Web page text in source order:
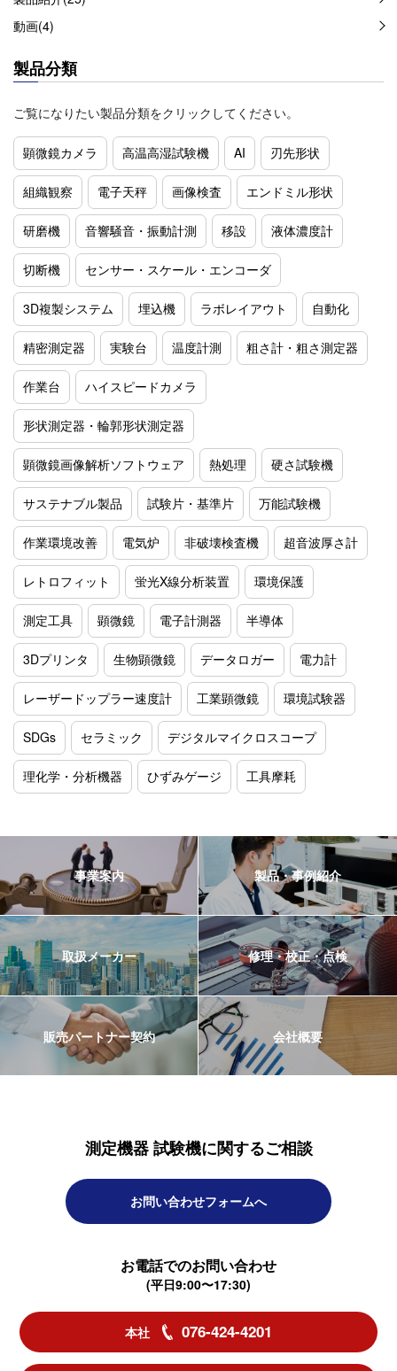
動画(4)
製品分類
ご覧になりたい製品分類をクリックしてください。
顕微鏡カメラ 高温高湿試験機 AI 刃先形状
組織観察 電子天秤 画像検査 エンドミル形状
研磨機 音響騒音・振動計測 移設 液体濃度計
切断機 センサー・スケール・エンコーダ
3D複製システム 埋込機 ラボレイアウト 自動化
精密測定器 実験台 温度計測 粗さ計・粗さ測定器
作業台 ハイスピードカメラ
形状測定器・輪郭形状測定器
顕微鏡画像解析ソフトウェア 熱処理 硬さ試験機
サステナブル製品 試験片・基準片 万能試験機
作業環境改善 電気炉 非破壊検査機 超音波厚さ計
レトロフィット 蛍光X線分析装置 環境保護
測定工具 顕微鏡 電子計測器 半導体
3Dプリンタ 生物顕微鏡 データロガー 電力計
レーザードップラー速度計 工業顕微鏡 環境試験器
SDGs セラミック デジタルマイクロスコープ
理化学・分析機器 ひずみゲージ 工具摩耗
事業案内 製品・事例紹介
取扱メーカー 修理・校正・点検
販売パートナー契約 会社概要
測定機器 試験機に関するご相談
お問い合わせフォームへ
お電話でのお問い合わせ
(平日9:00〜17:30)
本社 076-424-4201